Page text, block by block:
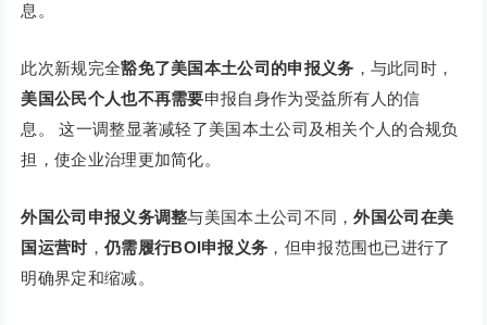
息。
此次新规完全豁免了美国本土公司的申报义务 ，与此同时，
美国公民个人也不再需要申报自身作为受益所有人的信
息。 这一调整显著减轻了美国本土公司及相关个人的合规负
担，使企业治理更加简化。
外国公司申报义务调整与美国本土公司不同，外国公司在美
国运营时， 仍需履行BOI申报义务 ，但申报范围也已进行了
明确界定和缩减。